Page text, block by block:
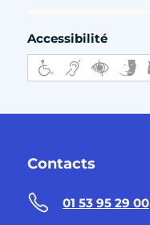
Accessibilité
Contacts
01 53 95 29 00